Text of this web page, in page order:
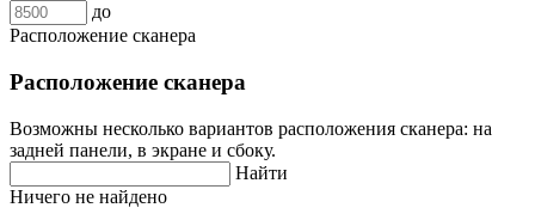
до
Расположение сканера
Расположение сканера
Возможны несколько вариантов расположения сканера: на
задней панели, в экране и сбоку.
Найти
Ничего не найдено